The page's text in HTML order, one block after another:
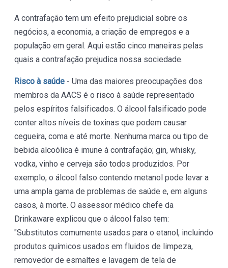
A contrafação tem um efeito prejudicial sobre os
negócios, a economia, a criação de empregos e a
população em geral. Aqui estão cinco maneiras pelas
quais a contrafação prejudica nossa sociedade.
Risco à saúde - Uma das maiores preocupações dos
membros da AACS é o risco à saúde representado
pelos espíritos falsificados. O álcool falsificado pode
conter altos níveis de toxinas que podem causar
cegueira, coma e até morte. Nenhuma marca ou tipo de
bebida alcoólica é imune à contrafação; gin, whisky,
vodka, vinho e cerveja são todos produzidos. Por
exemplo, o álcool falso contendo metanol pode levar a
uma ampla gama de problemas de saúde e, em alguns
casos, à morte. O assessor médico chefe da
Drinkaware explicou que o álcool falso tem:
"Substitutos comumente usados para o etanol, incluindo
produtos químicos usados em fluidos de limpeza,
removedor de esmaltes e lavagem de tela de